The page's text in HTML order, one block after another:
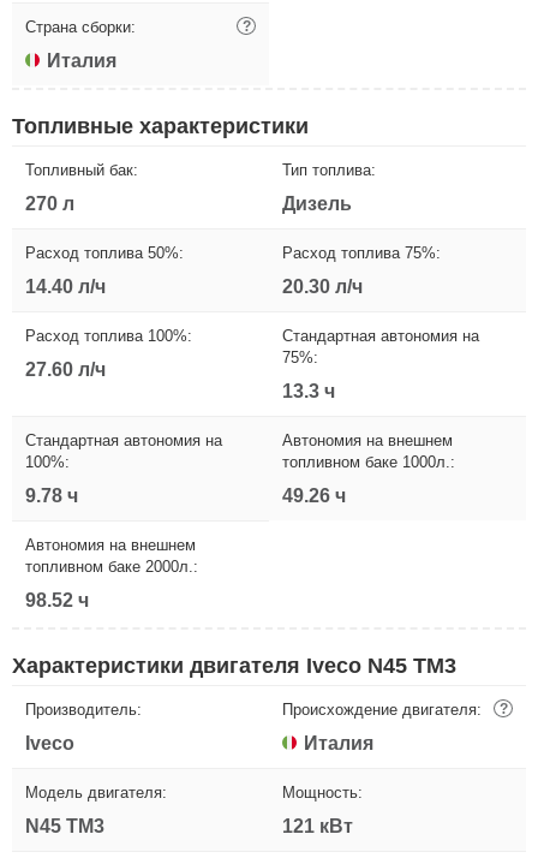
Страна сборки: ?
Италия
Топливные характеристики
Топливный бак:
270 л
Тип топлива:
Дизель
Расход топлива 50%:
14.40 л/ч
Расход топлива 75%:
20.30 л/ч
Расход топлива 100%:
27.60 л/ч
Стандартная автономия на
75%:
13.3 ч
Стандартная автономия на
100%:
9.78 ч
Автономия на внешнем
топливном баке 1000л.:
49.26 ч
Автономия на внешнем
топливном баке 2000л.:
98.52 ч
Характеристики двигателя Iveco N45 TM3
Производитель:
Iveco
Происхождение двигателя: ?
Италия
Модель двигателя:
N45 TM3
Мощность:
121 кВт